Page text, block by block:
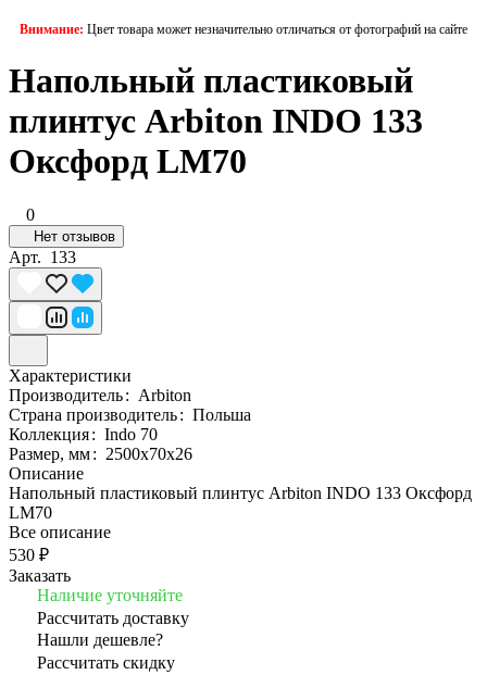
Внимание: Цвет товара может незначительно отличаться от фотографий на сайте
Напольный пластиковый
плинтус Arbiton INDO 133
Оксфорд LM70
0
Нет отзывов
Арт. 133
Характеристики
Производитель: Arbiton
Страна производитель: Польша
Коллекция: Indo 70
Размер, мм: 2500x70x26
Описание
Напольный пластиковый плинтус Arbiton INDO 133 Оксфорд
LM70
Все описание
530 ₽
Заказать
Наличие уточняйте
Рассчитать доставку
Нашли дешевле?
Рассчитать скидку